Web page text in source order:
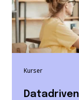
Kurser
Datadriven